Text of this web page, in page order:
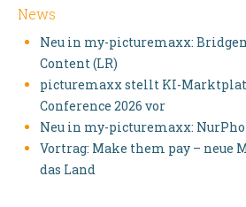
News
Neu in my-picturemaxx:
Content (LR)
picturemaxx stellt KI-
Conference 2026 vor
Neu in my-picturemaxx:
Vortrag: Make them pay – neue
das Land